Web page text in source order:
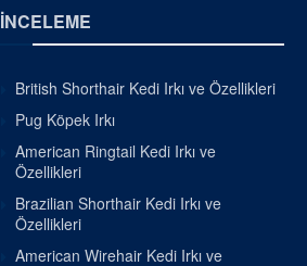
İNCELEME
British Shorthair Kedi Irkı ve Özellikleri
Pug Köpek Irkı
American Ringtail Kedi Irkı ve
Özellikleri
Brazilian Shorthair Kedi Irkı ve
Özellikleri
American Wirehair Kedi Irkı ve